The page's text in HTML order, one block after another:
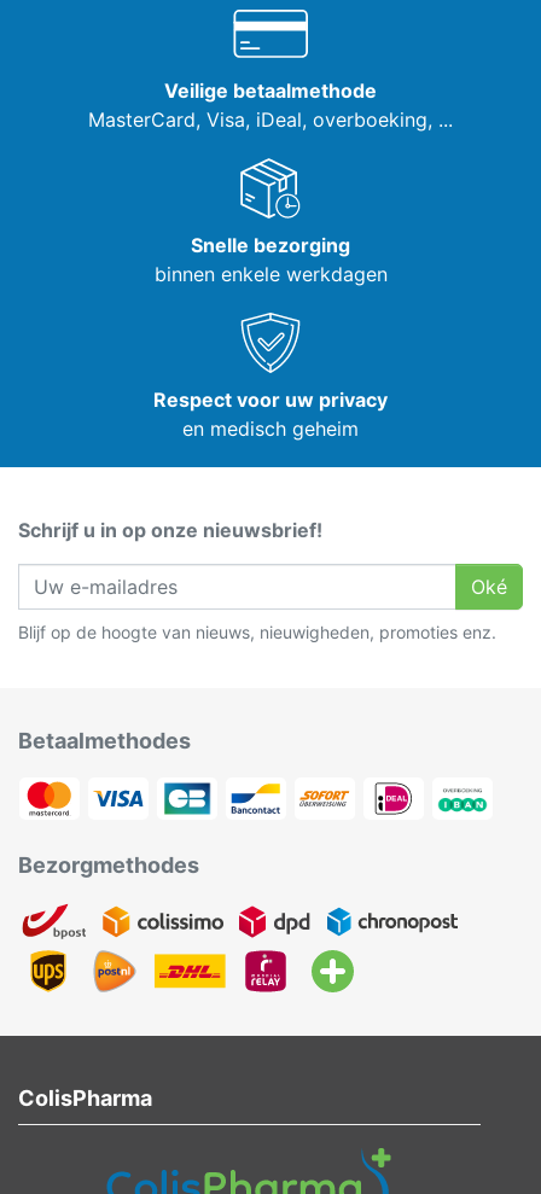
Veilige betaalmethode
MasterCard, Visa, iDeal, overboeking, ...
Snelle bezorging
binnen enkele werkdagen
Respect voor uw privacy
en medisch geheim
Schrijf u in op onze nieuwsbrief!
Oké
Blijf op de hoogte van nieuws, nieuwigheden, promoties enz.
Betaalmethodes
Bezorgmethodes
ColisPharma